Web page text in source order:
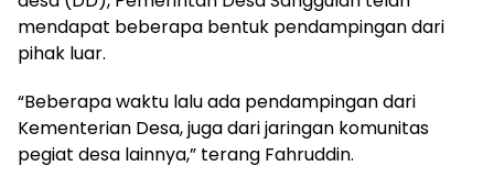
mendapat beberapa bentuk pendampingan dari
pihak luar.
“Beberapa waktu lalu ada pendampingan dari
Kementerian Desa, juga dari jaringan komunitas
pegiat desa lainnya,” terang Fahruddin.